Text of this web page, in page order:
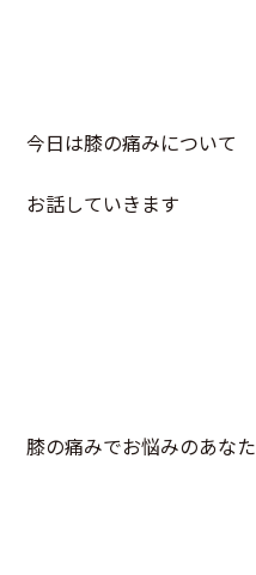
今日は膝の痛みについて
お話していきます
膝の痛みでお悩みのあなた